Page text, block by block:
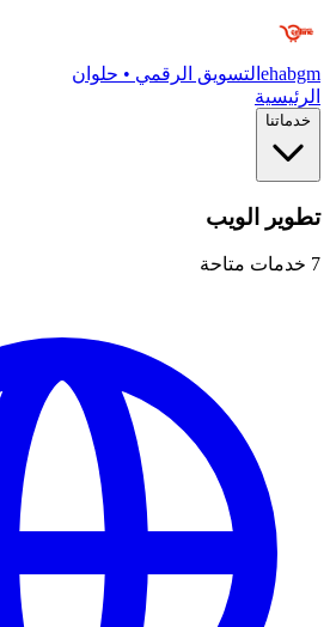
ehabgm التسويق الرقمي • حلوان
الرئيسية
خدماتنا
تطوير الويب
7 خدمات متاحة